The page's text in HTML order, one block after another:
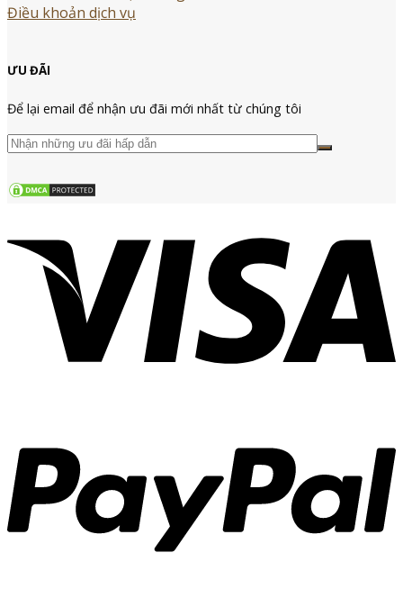
Điều khoản dịch vụ
ƯU ĐÃI
Để lại email để nhận ưu đãi mới nhất từ chúng tôi